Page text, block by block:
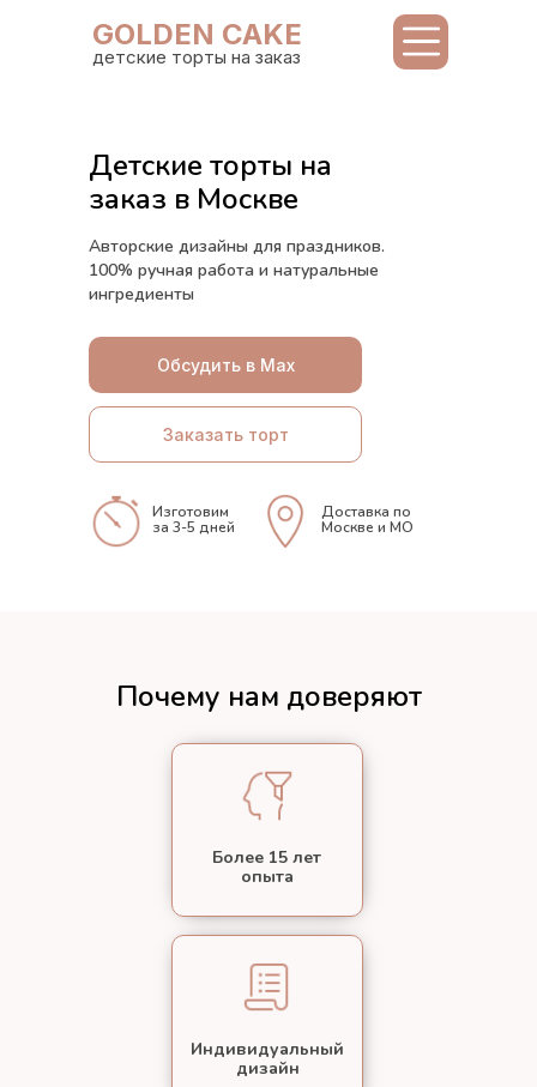
GOLDEN CAKE
детские торты на заказ
Заказать торт
Обсудить в Max
Детские торты на
заказ в Москве
Доставка по
Москве и МО
Авторские дизайны для праздников.
100% ручная работа и натуральные
ингредиенты
Изготовим
за 3-5 дней
Почему нам доверяют
Индивидуальный
дизайн
Более 15 лет
опыта